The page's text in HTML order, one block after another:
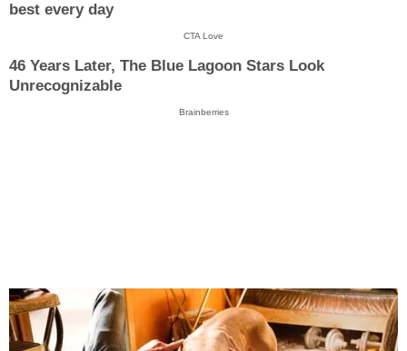
best every day
CTA Love
46 Years Later, The Blue Lagoon Stars Look
Unrecognizable
Brainberries